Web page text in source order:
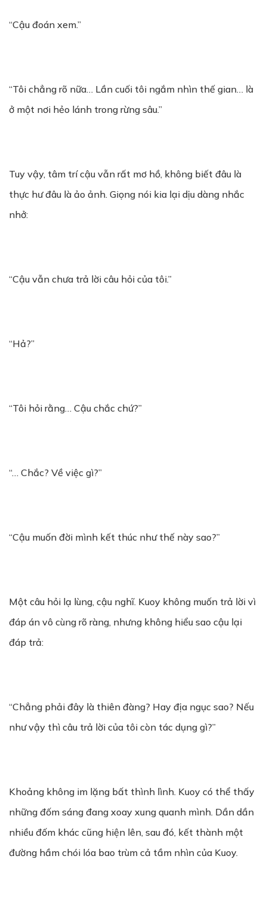
“Cậu đoán xem.”
“Tôi chẳng rõ nữa… Lần cuối tôi ngắm nhìn thế gian… là
ở một nơi hẻo lánh trong rừng sâu.”
Tuy vậy, tâm trí cậu vẫn rất mơ hồ, không biết đâu là
thực hư đâu là ảo ảnh. Giọng nói kia lại dịu dàng nhắc
nhở:
“Cậu vẫn chưa trả lời câu hỏi của tôi.”
“Hả?”
“Tôi hỏi rằng… Cậu chắc chứ?”
“… Chắc? Về việc gì?”
“Cậu muốn đời mình kết thúc như thế này sao?”
Một câu hỏi lạ lùng, cậu nghĩ. Kuoy không muốn trả lời vì
đáp án vô cùng rõ ràng, nhưng không hiểu sao cậu lại
đáp trả:
“Chẳng phải đây là thiên đàng? Hay địa ngục sao? Nếu
như vậy thì câu trả lời của tôi còn tác dụng gì?”
Khoảng không im lặng bất thình lình. Kuoy có thể thấy
những đốm sáng đang xoay xung quanh mình. Dần dần
nhiều đốm khác cũng hiện lên, sau đó, kết thành một
đường hầm chói lóa bao trùm cả tầm nhìn của Kuoy.